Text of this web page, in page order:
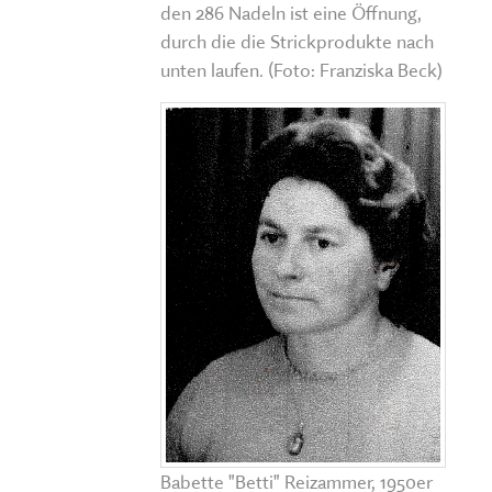
den 286 Nadeln ist eine Öffnung,
durch die die Strickprodukte nach
unten laufen. (Foto: Franziska Beck)
Babette "Betti" Reizammer, 1950er